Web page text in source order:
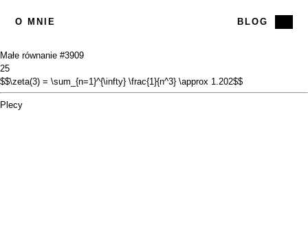
O MNIE BLOG
Małe równanie #3909
25
$$\zeta(3) = \sum_{n=1}^{\infty} \frac{1}{n^3} \approx 1.202$$
Plecy